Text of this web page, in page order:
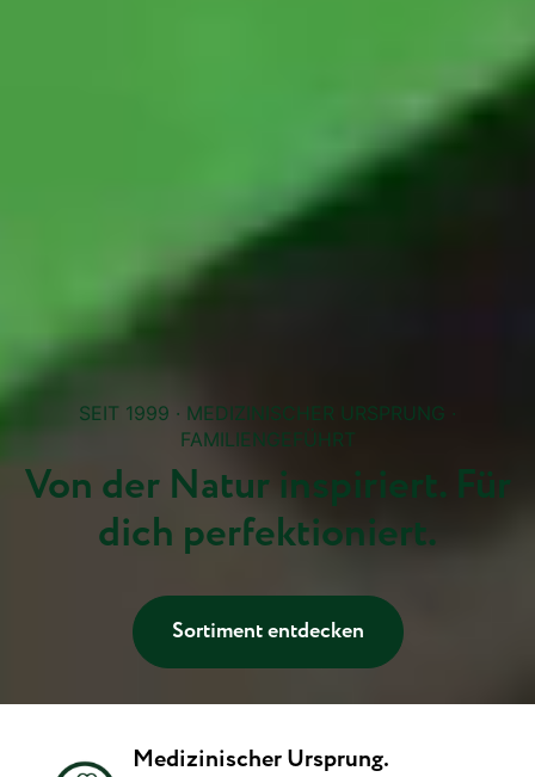
SEIT 1999 · MEDIZINISCHER URSPRUNG ·
FAMILIENGEFÜHRT
Von der Natur inspiriert. Für
dich perfektioniert.
Sortiment entdecken
Medizinischer Ursprung.